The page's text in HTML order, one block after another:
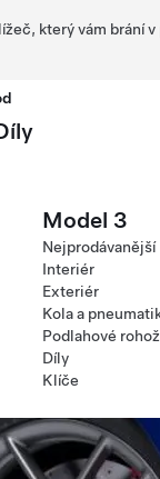
který vám brání
Model 3
Nejprodávanější
Interiér
Exteriér
Kola a
Podlahové
Díly
Klíče